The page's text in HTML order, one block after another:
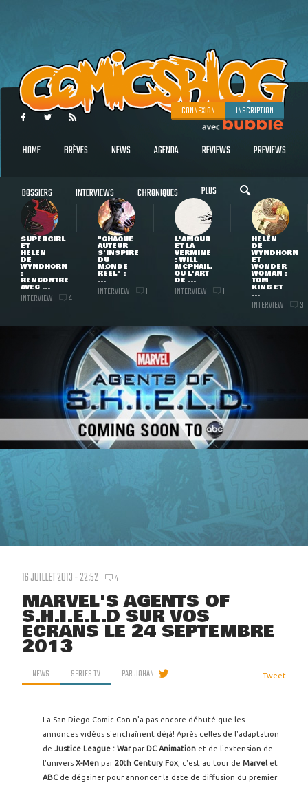
CONNEXION INSCRIPTION
HOME BRÈVES NEWS AGENDA REVIEWS PREVIEWS
DOSSIERS INTERVIEWS CHRONIQUES PLUS
SUPERGIRL
ET
HELEN
DE
WYNDHORN
:
RENCONTRE
AVEC ...
INTERVIEW 4
"CHAQUE
AUTEUR
S'INSPIRE
DU
MONDE
RÉEL" :
...
INTERVIEW 1
L'AMOUR
ET LA
VERMINE
: WILL
MCPHAIL,
OU L'ART
DE ...
INTERVIEW 1
HELEN
DE
WYNDHORN
ET
WONDER
WOMAN :
TOM
KING ET
...
INTERVIEW 3
16 JUILLET 2013 - 22:52 4
MARVEL'S AGENTS OF
S.H.I.E.L.D SUR VOS
ÉCRANS LE 24 SEPTEMBRE
2013
NEWS SERIES TV PARJOHAN Tweet
La San Diego Comic Con n'a pas encore débuté que les
annonces vidéos s'enchaînent déjà! Après celles de l'adaptation
de Justice League : Warpar DC Animation et de l'extension de
l'univers X-Men par20th Century Fox , c'est au tour de Marvel et
ABC de dégainer pour annoncer la date de diffusion du premier